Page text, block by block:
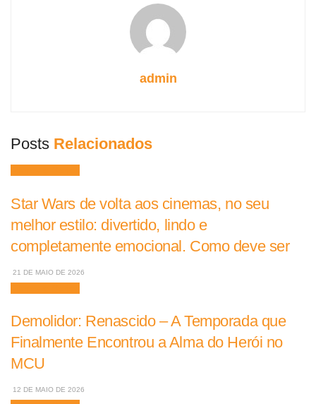
admin
Posts Relacionados
Star Wars de volta aos cinemas, no seu
melhor estilo: divertido, lindo e
completamente emocional. Como deve ser
21 DE MAIO DE 2026
Demolidor: Renascido – A Temporada que
Finalmente Encontrou a Alma do Herói no
MCU
12 DE MAIO DE 2026